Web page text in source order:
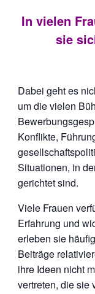
In vielen
sie
Dabei geht es
um die vielen
Konflikte,
Situationen, in
gerichtet sind.
Viele Frauen
Erfahrung und
erleben sie
Beiträge
ihre Ideen nicht
vertreten, die sie